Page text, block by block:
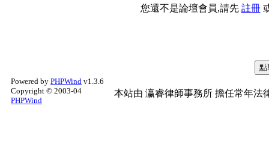
您還不是論壇會員,請先 註冊
Powered by PHPWind v1.3.6
Copyright © 2003-04
PHPWind
本站由 瀛睿律師事務所 擔任常年法